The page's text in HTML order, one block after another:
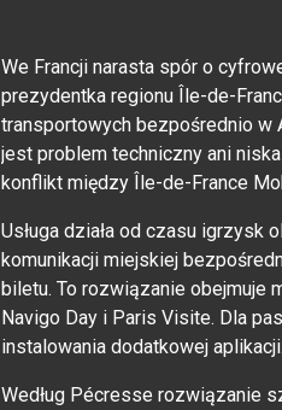
We Francji narasta spór o
prezydentka regionu Île-de-
transportowych bezpośrednio w
jest problem techniczny ani
konflikt między Île-de-France
Usługa działa od czasu igrzysk
komunikacji miejskiej
biletu. To rozwiązanie obejmuje
Navigo Day i Paris Visite. Dla
instalowania dodatkowej aplikacji.
Według Pécresse rozwiązanie